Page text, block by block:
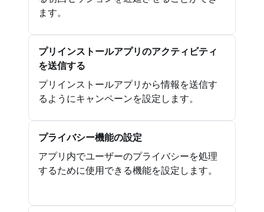
ます。
プリインストールアプリのアクティビティ
を送信する
プリインストールアプリから情報を送信す
るようにキャンペーンを設定します。
プライバシー機能の設定
アプリ内でユーザーのプライバシーを処理
するために使用できる機能を設定します。